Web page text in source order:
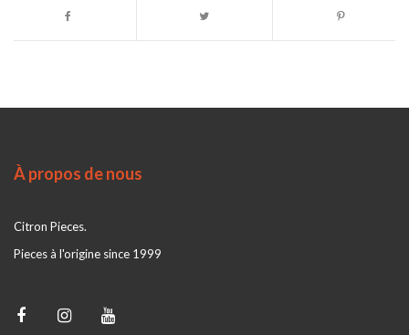
À propos de nous
Citron Pieces.
Pieces à l'origine since 1999